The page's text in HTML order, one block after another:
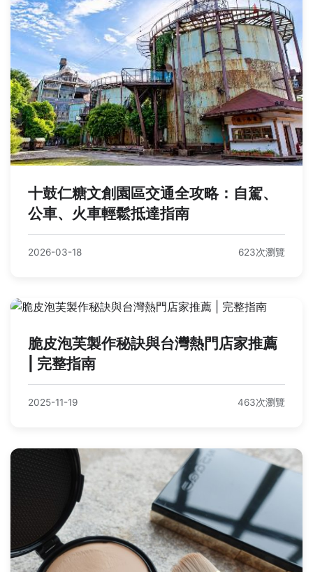
十鼓仁糖文創園區交通全攻略：自駕、
公車、火車輕鬆抵達指南
2026-03-18 623次瀏覽
脆皮泡芙製作秘訣與台灣熱門店家推薦
| 完整指南
2025-11-19 463次瀏覽